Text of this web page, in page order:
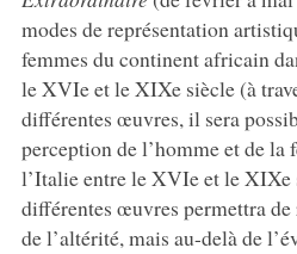
modes de représentation
femmes du continent africain
le XVIe et le XIXe siècle (à
différentes œuvres, il sera
perception de l’homme et de la
l’Italie entre le XVIe et le XIXe
différentes œuvres permettra
de l’altérité, mais au-delà de